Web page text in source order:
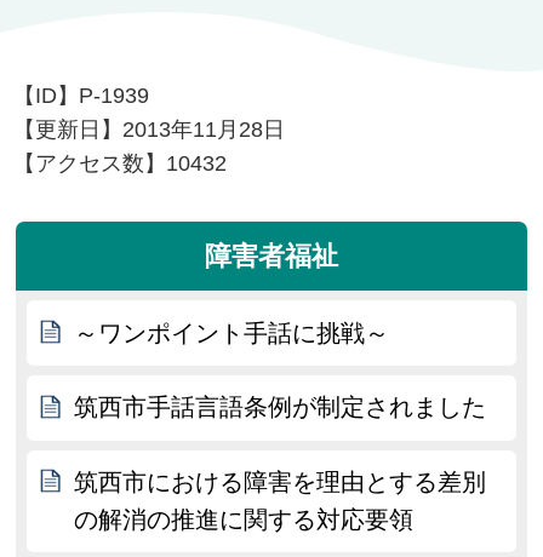
【ID】 P-1939
【更新日】 2013年11月28日
【アクセス数】 10432
障害者福祉
～ワンポイント手話に挑戦～
筑西市手話言語条例が制定されました
筑西市における障害を理由とする差別
の解消の推進に関する対応要領